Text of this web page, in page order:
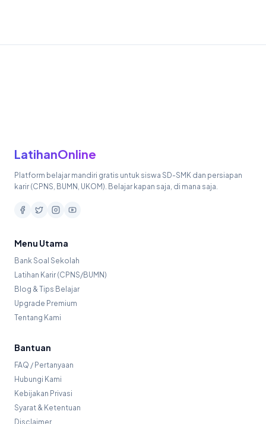
LatihanOnline
Platform belajar mandiri gratis untuk siswa SD-SMK dan persiapan
karir (CPNS, BUMN, UKOM). Belajar kapan saja, di mana saja.
Menu Utama
Bank Soal Sekolah
Latihan Karir (CPNS/BUMN)
Blog & Tips Belajar
Upgrade Premium
Tentang Kami
Bantuan
FAQ / Pertanyaan
Hubungi Kami
Kebijakan Privasi
Syarat & Ketentuan
Disclaimer